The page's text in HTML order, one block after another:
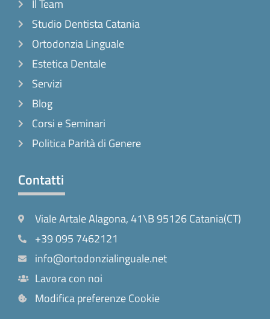
Il Team
Studio Dentista Catania
Ortodonzia Linguale
Estetica Dentale
Servizi
Blog
Corsi e Seminari
Politica Parità di Genere
Contatti
Viale Artale Alagona, 41\B 95126 Catania(CT)
+39 095 7462121
info@ortodonzialinguale.net
Lavora con noi
Modifica preferenze Cookie